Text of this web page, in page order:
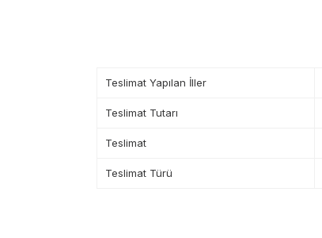
Teslimat Yapılan İller
Teslimat Tutarı
Teslimat
Teslimat Türü